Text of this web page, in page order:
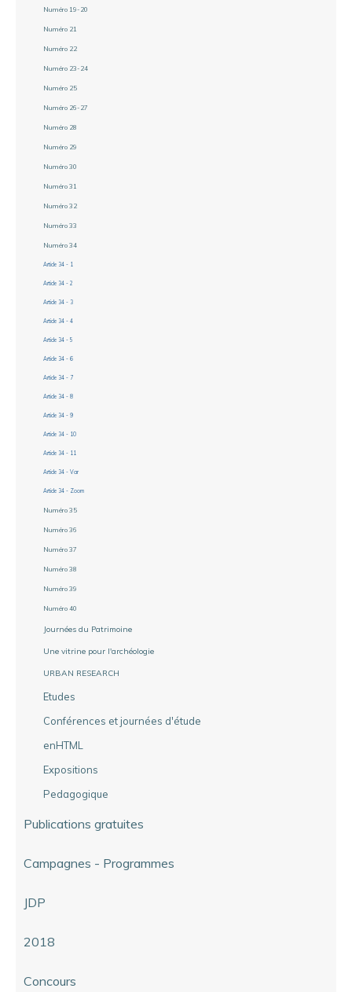
Numéro 19-20
Numéro 21
Numéro 22
Numéro 23-24
Numéro 25
Numéro 26-27
Numéro 28
Numéro 29
Numéro 30
Numéro 31
Numéro 32
Numéro 33
Numéro 34
Article 34 - 1
Article 34 - 2
Article 34 - 3
Article 34 - 4
Article 34 - 5
Article 34 - 6
Article 34 - 7
Article 34 - 8
Article 34 - 9
Article 34 - 10
Article 34 - 11
Article 34 - Var
Article 34 - Zoom
Numéro 35
Numéro 36
Numéro 37
Numéro 38
Numéro 39
Numéro 40
Journées du Patrimoine
Une vitrine pour l'archéologie
URBAN RESEARCH
Etudes
Conférences et journées d'étude
enHTML
Expositions
Pedagogique
Publications gratuites
Campagnes - Programmes
JDP
2018
Concours